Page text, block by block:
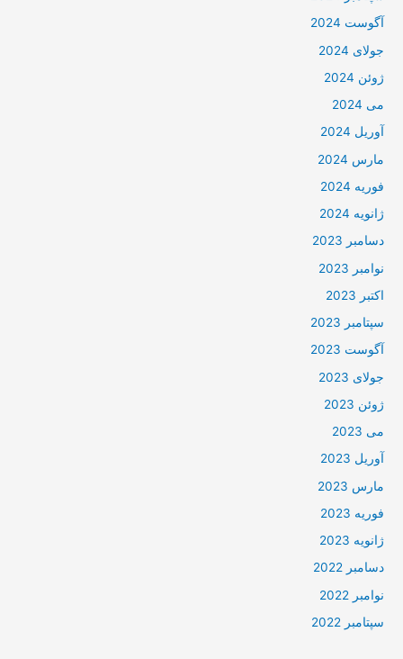
آگوست 2024
جولای 2024
ژوئن 2024
می 2024
آوریل 2024
مارس 2024
فوریه 2024
ژانویه 2024
دسامبر 2023
نوامبر 2023
اکتبر 2023
سپتامبر 2023
آگوست 2023
جولای 2023
ژوئن 2023
می 2023
آوریل 2023
مارس 2023
فوریه 2023
ژانویه 2023
دسامبر 2022
نوامبر 2022
سپتامبر 2022